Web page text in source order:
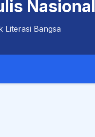
Nasional
Literasi Bangsa